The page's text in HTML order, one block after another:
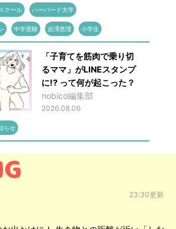
クール ハーバード大学
中学受験 吉澤恵理 小学生
「子育てを筋肉で乗り切
るママ」がLINEスタンプ
に!? って何が起こった？
nobico編集部
2026.08.06
らせ
23:30更新